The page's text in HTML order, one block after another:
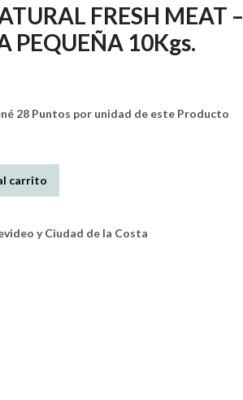
FRESH MEAT –
PEQUEÑA 10Kgs.
28 Puntos por unidad de este Producto
carrito
y Ciudad de la Costa